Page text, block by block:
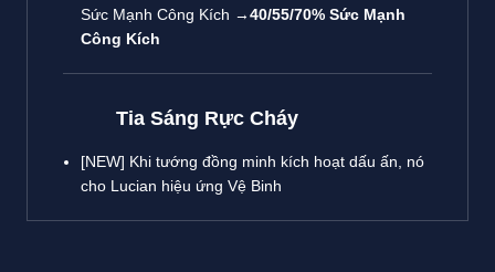
Sức Mạnh Công Kích →40/55/70% Sức Mạnh
Công Kích
Tia Sáng Rực Cháy
[NEW] Khi tướng đồng minh kích hoạt dấu ấn, nó
cho Lucian hiệu ứng Vệ Binh